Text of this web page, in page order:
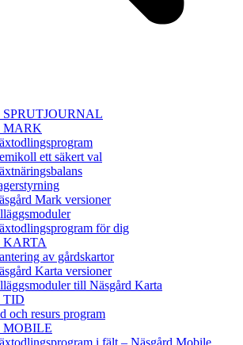
SPRUTJOURNAL
MARK
ett säkert val
Mark versioner
för dig
KARTA
av gårdskartor
Karta versioner
till Näsgård Karta
TID
och resurs program
MOBILE
i fält – Näsgård Mobile